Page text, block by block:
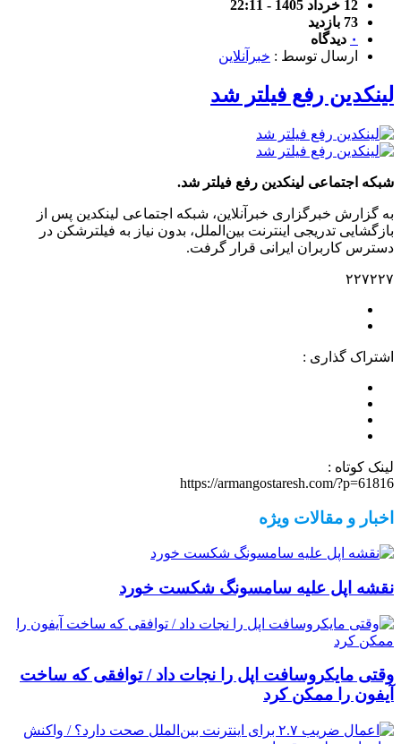
12 خرداد 1405 - 22:11
73 بازدید
۰ دیدگاه
ارسال توسط : خبرآنلاین
لینکدین رفع فیلتر شد
شبکه اجتماعی لینکدین رفع فیلتر شد.
به گزارش خبرگزاری خبرآنلاین، شبکه اجتماعی لینکدین پس از
بازگشایی تدریجی اینترنت بین‌الملل، بدون نیاز به فیلترشکن در
دسترس کاربران ایرانی قرار گرفت.
۲۲۷۲۲۷
اشتراک گذاری :
لینک کوتاه :
https://armangostaresh.com/?p=61816
اخبار و مقالات ویژه
نقشه اپل علیه سامسونگ شکست خورد
وقتی مایکروسافت اپل را نجات داد / توافقی که ساخت
آیفون را ممکن کرد